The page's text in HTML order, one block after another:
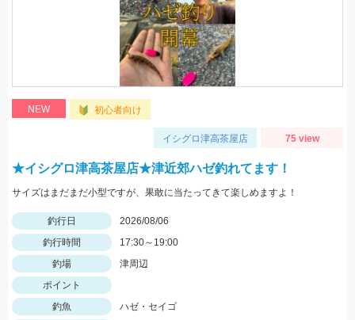
NEW 初心者向け
イシグロ津高茶屋店 75 view
★イシグロ津高茶屋店★津近郊ハゼ釣れてます！
サイズはまだまだ小型ですが、果敢に当たってきて楽しめますよ！
釣行日
2026/08/06
釣行時間
17:30～19:00
釣場
津周辺
ポイント
釣魚
ハゼ・セイゴ